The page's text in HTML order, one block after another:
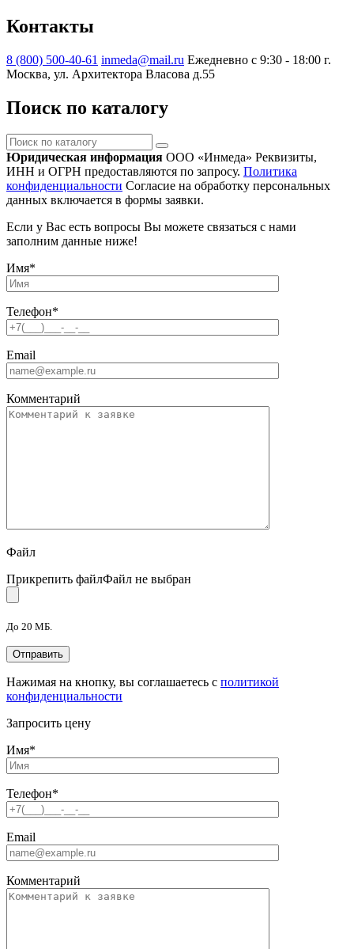
Контакты
8 (800) 500-40-61 inmeda@mail.ru Ежедневно с 9:30 - 18:00 г.
Москва, ул. Архитектора Власова д.55
Поиск по каталогу
Поиск
по
каталогу
Юридическая информация ООО «Инмеда» Реквизиты,
ИНН и ОГРН предоставляются по запросу. Политика
конфиденциальности Согласие на обработку персональных
данных включается в формы заявки.
Если у Вас есть вопросы Вы можете связаться с нами
заполним данные ниже!
Имя*
Телефон*
Email
Комментарий
Файл
Прикрепить файлФайл не выбран
До 20 МБ.
Нажимая на кнопку, вы соглашаетесь с политикой
конфиденциальности
Запросить цену
Имя*
Телефон*
Email
Комментарий